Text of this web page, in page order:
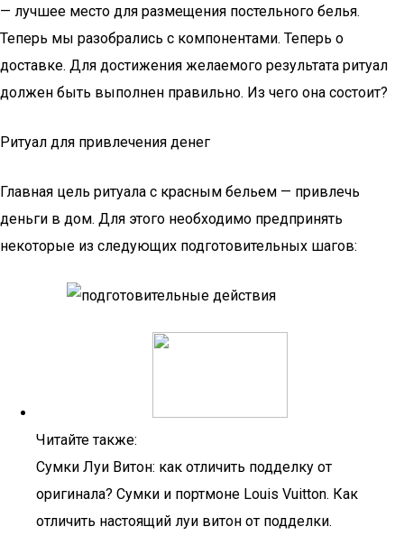
— лучшее место для размещения постельного белья.
Теперь мы разобрались с компонентами. Теперь о
доставке. Для достижения желаемого результата ритуал
должен быть выполнен правильно. Из чего она состоит?
Ритуал для привлечения денег
Главная цель ритуала с красным бельем — привлечь
деньги в дом. Для этого необходимо предпринять
некоторые из следующих подготовительных шагов:
Читайте также:
Сумки Луи Витон: как отличить подделку от
оригинала? Сумки и портмоне Louis Vuitton. Как
отличить настоящий луи витон от подделки.